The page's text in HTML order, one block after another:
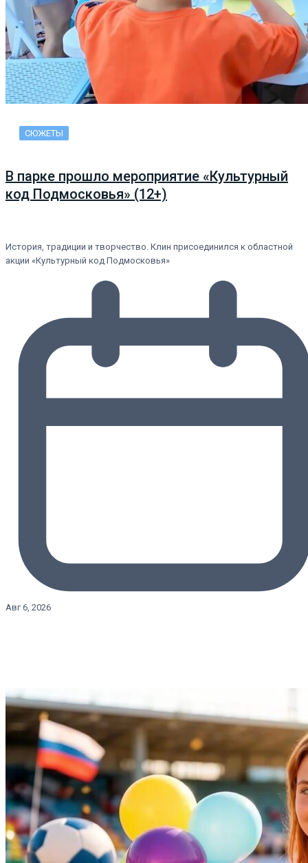
СЮЖЕТЫ
В парке прошло мероприятие «Культурный
код Подмосковья» (12+)
История, традиции и творчество. Клин присоединился к областной
акции «Культурный код Подмосковья»
Авг 6, 2026